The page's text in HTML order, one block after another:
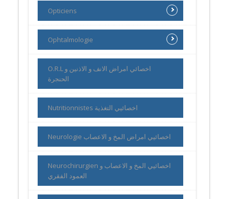
Opticiens
Ophtalmologie
O.R.L اخصائي امراض الانف و الاذنين و
الحنجرة
Nutritionnistes اخصائيي التغذية
Neurologie اخصائيي امراض المخ و الاعصاب
Neurochirurgien اخصائيي المخ و الاعصاب و
العمود الفقري